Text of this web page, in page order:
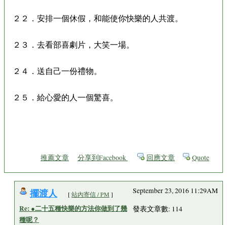
２２．安排一個休假，和能使你快樂的人共渡。
２３．去看部喜劇片，大笑一場。
２４．送自己一份禮物。
２５．給心愛的人一個驚喜。
推薦文章 分享到Facebook 回應文章 Quote
擺渡人 [站內寄信 / PM ]
Re: ●二十五種快樂的方法你做到了幾
種呢？
September 23, 2016 11:29AM
發表文章數: 114